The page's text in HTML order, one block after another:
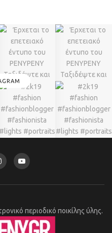
περιοδικό ποικίλης ύλης.